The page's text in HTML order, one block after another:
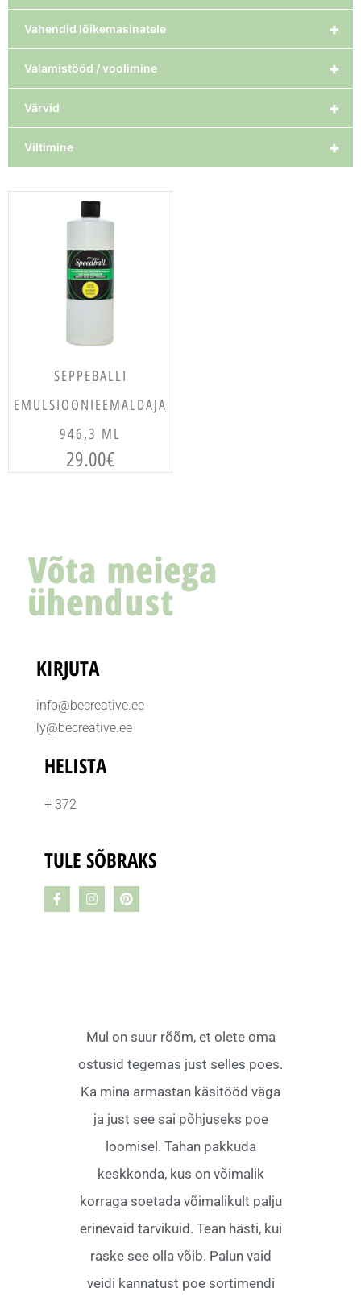
+
Vahendid lõikemasinatele
+
Valamistööd / voolimine
+
Värvid
+
Viltimine
LISA KORVI
SEPPEBALLI
EMULSIOONIEEMALDAJA
946,3 ML
29.00€
Mul on suur rõõm, et olete oma
ostusid tegemas just selles poes.
Ka mina armastan käsitööd väga
ja just see sai põhjuseks poe
loomisel. Tahan pakkuda
keskkonda, kus on võimalik
korraga soetada võimalikult palju
erinevaid tarvikuid. Tean hästi, kui
raske see olla võib. Palun vaid
veidi kannatust poe sortimendi
Võta meiega
ühendust
KIRJUTA
info@becreative.ee
ly@becreative.ee
HELISTA
+ 372
TULE SÕBRAKS